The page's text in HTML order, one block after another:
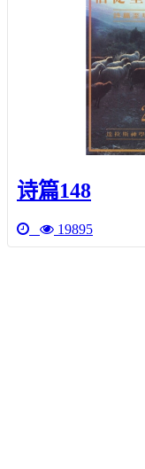
诗篇148
19895